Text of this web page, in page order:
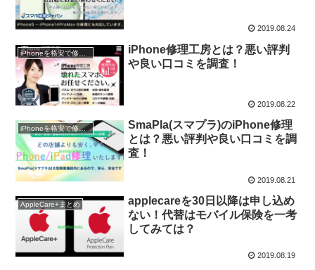
2019.08.24
iPhone修理工房とは？悪い評判
や良い口コミを調査！
2019.08.22
iPhoneを格安で修理する
SmaPla(スマプラ)のiPhone修理
とは？悪い評判や良い口コミを調
査！
2019.08.21
AppleCare+まとめ
applecareを30日以降は申し込め
ない！代替はモバイル保険を一考
してみては？
2019.08.19